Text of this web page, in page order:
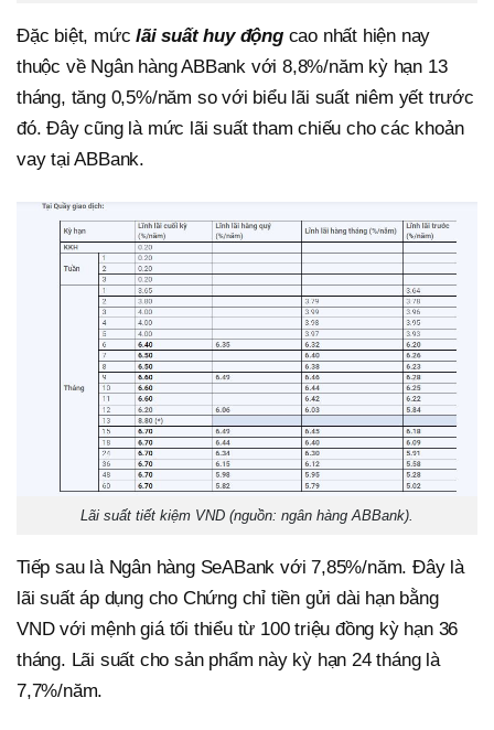
Đặc biệt, mức lãi suất huy động cao nhất hiện nay
thuộc về Ngân hàng ABBank với 8,8%/năm kỳ hạn 13
tháng, tăng 0,5%/năm so với biểu lãi suất niêm yết trước
đó. Đây cũng là mức lãi suất tham chiếu cho các khoản
vay tại ABBank.
Lãi suất tiết kiệm VND (nguồn: ngân hàng ABBank).
Tiếp sau là Ngân hàng SeABank với 7,85%/năm. Đây là
lãi suất áp dụng cho Chứng chỉ tiền gửi dài hạn bằng
VND với mệnh giá tối thiểu từ 100 triệu đồng kỳ hạn 36
tháng. Lãi suất cho sản phẩm này kỳ hạn 24 tháng là
7,7%/năm.